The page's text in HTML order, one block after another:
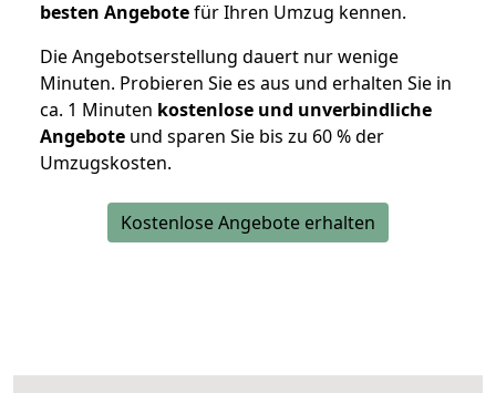
besten Angebotefür Ihren Umzug kennen.
Die Angebotserstellung dauert nur wenige
Minuten. Probieren Sie es aus und erhalten Sie in
ca. 1 Minuten kostenlose und unverbindliche
Angebote und sparen Sie bis zu 60 % der
Umzugskosten.
Kostenlose Angebote erhalten